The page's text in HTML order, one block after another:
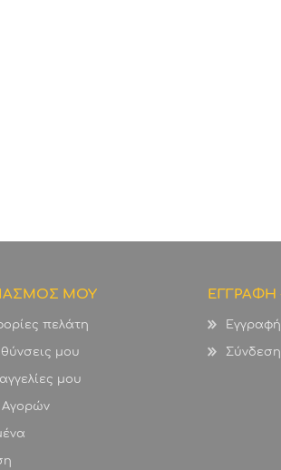
ΜΟΥ
πελάτη
μου
μου
Αγορών
ΕΓΓΡΑΦΗ